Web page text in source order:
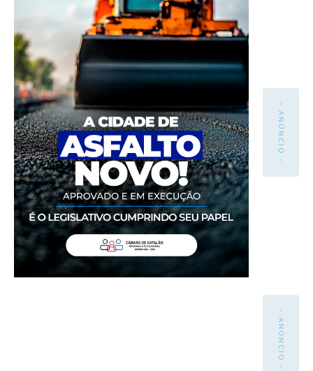
- ANÚNCIO -
- ANÚNCIO -